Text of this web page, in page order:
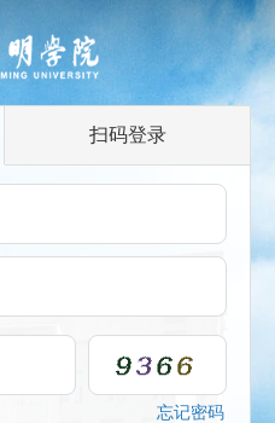
扫码登录
忘记密码